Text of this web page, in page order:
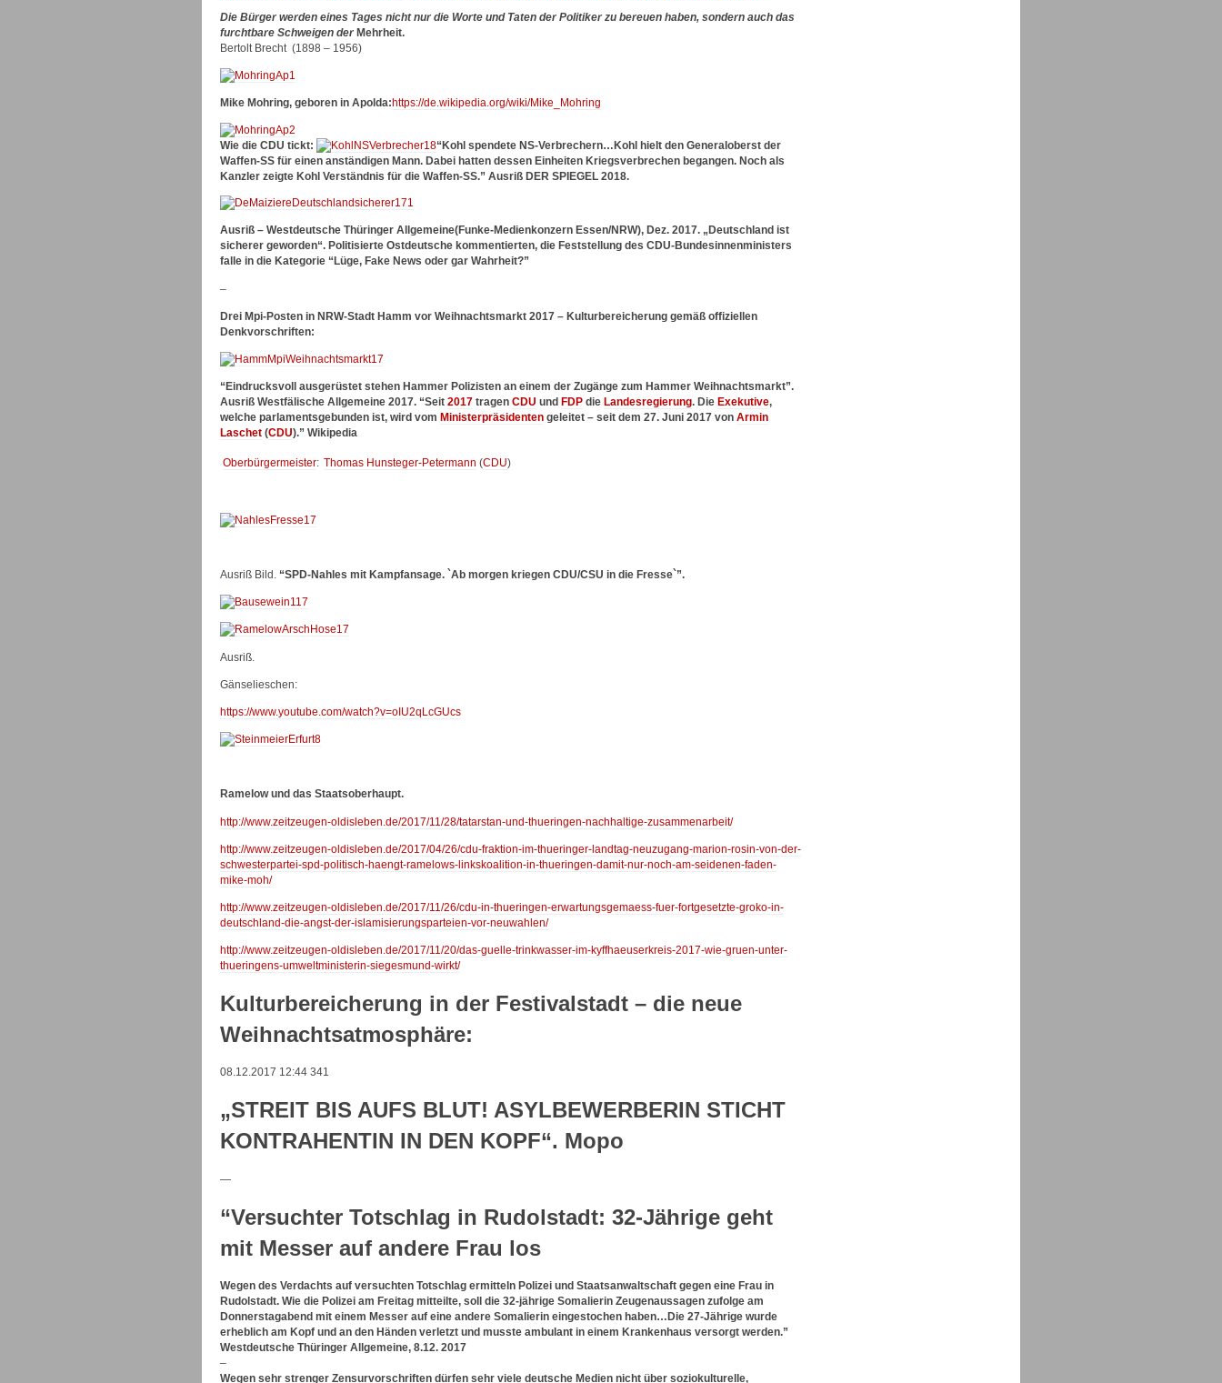
Die Bürger werden eines Tages nicht nur die Worte und Taten der Politiker zu bereuen haben, sondern auch das
furchtbare Schweigen der Mehrheit.
Bertolt Brecht (1898 – 1956)
Mike Mohring, geboren in Apolda:https://de.wikipedia.org/wiki/Mike_Mohring
Wie die CDU tickt:
“Kohl spendete NS-Verbrechern…Kohl hielt den Generaloberst der
Waffen-SS für einen anständigen Mann. Dabei hatten dessen Einheiten Kriegsverbrechen begangen. Noch als
Kanzler zeigte Kohl Verständnis für die Waffen-SS.” Ausriß DER SPIEGEL 2018.
Ausriß – Westdeutsche Thüringer Allgemeine(Funke-Medienkonzern Essen/NRW), Dez. 2017. „Deutschland ist
sicherer geworden“. Politisierte Ostdeutsche kommentierten, die Feststellung des CDU-Bundesinnenministers
falle in die Kategorie “Lüge, Fake News oder gar Wahrheit?”
–
Drei Mpi-Posten in NRW-Stadt Hamm vor Weihnachtsmarkt 2017 – Kulturbereicherung gemäß offiziellen
Denkvorschriften:
“Eindrucksvoll ausgerüstet stehen Hammer Polizisten an einem der Zugänge zum Hammer Weihnachtsmarkt”.
Ausriß Westfälische Allgemeine 2017. “Seit 2017 tragen CDU und FDP die Landesregierung. Die Exekutive,
welche parlamentsgebunden ist, wird vom Ministerpräsidenten geleitet – seit dem 27. Juni 2017 von Armin
Laschet (CDU).” Wikipedia
Oberbürgermeister: Thomas Hunsteger-Petermann (CDU)
Ausriß Bild. “SPD-Nahles mit Kampfansage. `Ab morgen kriegen CDU/CSU in die Fresse`”.
Ausriß.
Gänselieschen:
https://www.youtube.com/watch?v=oIU2qLcGUcs
Ramelow und das Staatsoberhaupt.
http://www.zeitzeugen-oldisleben.de/2017/11/28/tatarstan-und-thueringen-nachhaltige-zusammenarbeit/
http://www.zeitzeugen-oldisleben.de/2017/04/26/cdu-fraktion-im-thueringer-landtag-neuzugang-marion-rosin-von-der-
schwesterpartei-spd-politisch-haengt-ramelows-linkskoalition-in-thueringen-damit-nur-noch-am-seidenen-faden-
mike-moh/
http://www.zeitzeugen-oldisleben.de/2017/11/26/cdu-in-thueringen-erwartungsgemaess-fuer-fortgesetzte-groko-in-
deutschland-die-angst-der-islamisierungsparteien-vor-neuwahlen/
http://www.zeitzeugen-oldisleben.de/2017/11/20/das-guelle-trinkwasser-im-kyffhaeuserkreis-2017-wie-gruen-unter-
thueringens-umweltministerin-siegesmund-wirkt/
Kulturbereicherung in der Festivalstadt – die neue
Weihnachtsatmosphäre:
08.12.2017 12:44 341
„STREIT BIS AUFS BLUT! ASYLBEWERBERIN STICHT
KONTRAHENTIN IN DEN KOPF“. Mopo
—
“Versuchter Totschlag in Rudolstadt: 32-Jährige geht
mit Messer auf andere Frau los
Wegen des Verdachts auf versuchten Totschlag ermitteln Polizei und Staatsanwaltschaft gegen eine Frau in
Rudolstadt. Wie die Polizei am Freitag mitteilte, soll die 32-jährige Somalierin Zeugenaussagen zufolge am
Donnerstagabend mit einem Messer auf eine andere Somalierin eingestochen haben…Die 27-Jährige wurde
erheblich am Kopf und an den Händen verletzt und musste ambulant in einem Krankenhaus versorgt werden.”
Westdeutsche Thüringer Allgemeine, 8.12. 2017
–
Wegen sehr strenger Zensurvorschriften dürfen sehr viele deutsche Medien nicht über soziokulturelle,